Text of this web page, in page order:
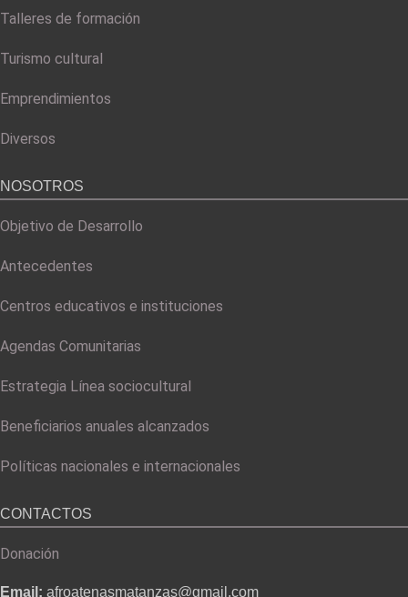
Talleres de formación
Turismo cultural
Emprendimientos
Diversos
NOSOTROS
Objetivo de Desarrollo
Antecedentes
Centros educativos e instituciones
Agendas Comunitarias
Estrategia Línea sociocultural
Beneficiarios anuales alcanzados
Políticas nacionales e internacionales
CONTACTOS
Donación
Email: afroatenasmatanzas@gmail.com